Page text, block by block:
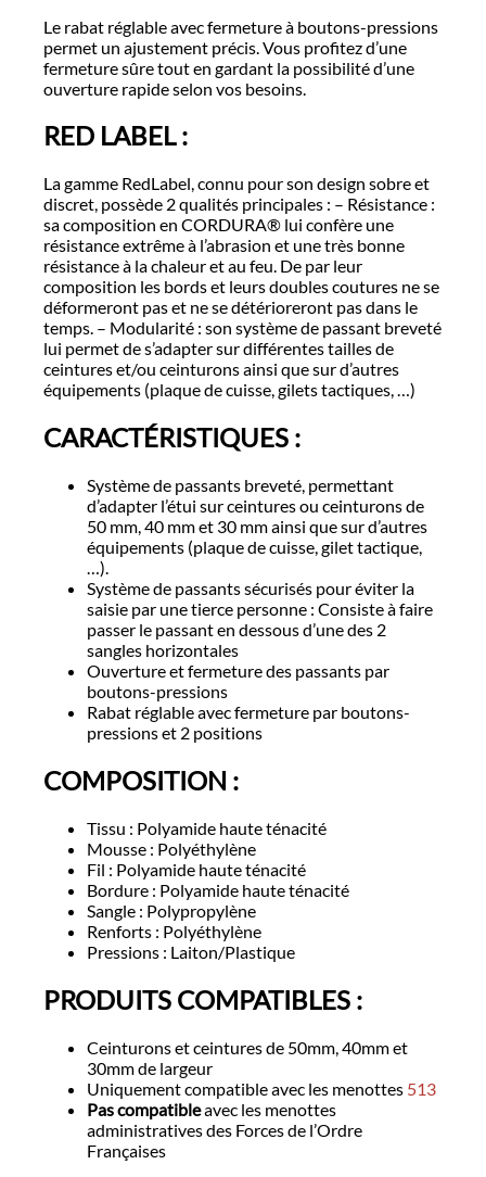
Le rabat réglable avec fermeture à boutons-pressions
permet un ajustement précis. Vous profitez d’une
fermeture sûre tout en gardant la possibilité d’une
ouverture rapide selon vos besoins.
RED LABEL :
La gamme RedLabel, connu pour son design sobre et
discret, possède 2 qualités principales : – Résistance :
sa composition en CORDURA® lui confère une
résistance extrême à l’abrasion et une très bonne
résistance à la chaleur et au feu. De par leur
composition les bords et leurs doubles coutures ne se
déformeront pas et ne se détérioreront pas dans le
temps. – Modularité : son système de passant breveté
lui permet de s’adapter sur différentes tailles de
ceintures et/ou ceinturons ainsi que sur d’autres
équipements (plaque de cuisse, gilets tactiques, …)
CARACTÉRISTIQUES :
Système de passants breveté, permettant
d’adapter l’étui sur ceintures ou ceinturons de
50 mm, 40 mm et 30 mm ainsi que sur d’autres
équipements (plaque de cuisse, gilet tactique,
…).
Système de passants sécurisés pour éviter la
saisie par une tierce personne : Consiste à faire
passer le passant en dessous d’une des 2
sangles horizontales
Ouverture et fermeture des passants par
boutons-pressions
Rabat réglable avec fermeture par boutons-
pressions et 2 positions
COMPOSITION :
Tissu : Polyamide haute ténacité
Mousse : Polyéthylène
Fil : Polyamide haute ténacité
Bordure : Polyamide haute ténacité
Sangle : Polypropylène
Renforts : Polyéthylène
Pressions : Laiton/Plastique
PRODUITS COMPATIBLES :
Ceinturons et ceintures de 50mm, 40mm et
30mm de largeur
Uniquement compatible avec les menottes 513
Pas compatibleavec les menottes
administratives des Forces de l’Ordre
Françaises